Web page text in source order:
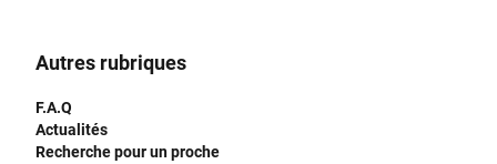
Autres rubriques
F.A.Q
Actualités
Recherche pour un proche